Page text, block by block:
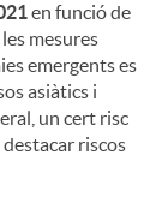
en funció de
mesures
emergents es
asiàtics i
un cert risc
riscos